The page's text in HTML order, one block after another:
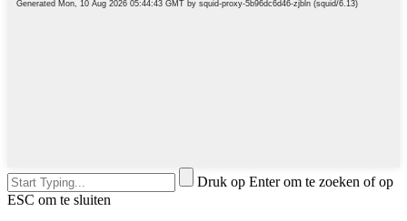
Druk op Enter om te zoeken of op
ESC om te sluiten